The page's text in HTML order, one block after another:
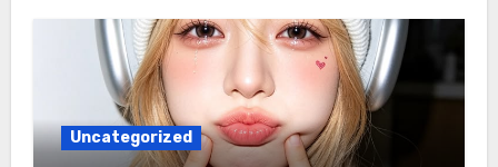
Uncategorized